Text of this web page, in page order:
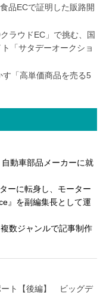
品ECで証明した販路開
ラウドEC」で挑む、国
「サタデーオークショ
「高単価商品を売る5
動車部品メーカーに就
ーに転身し、モーター
』を副編集長として運
数ジャンルで記事制作
ート【後編】 ビッグデ